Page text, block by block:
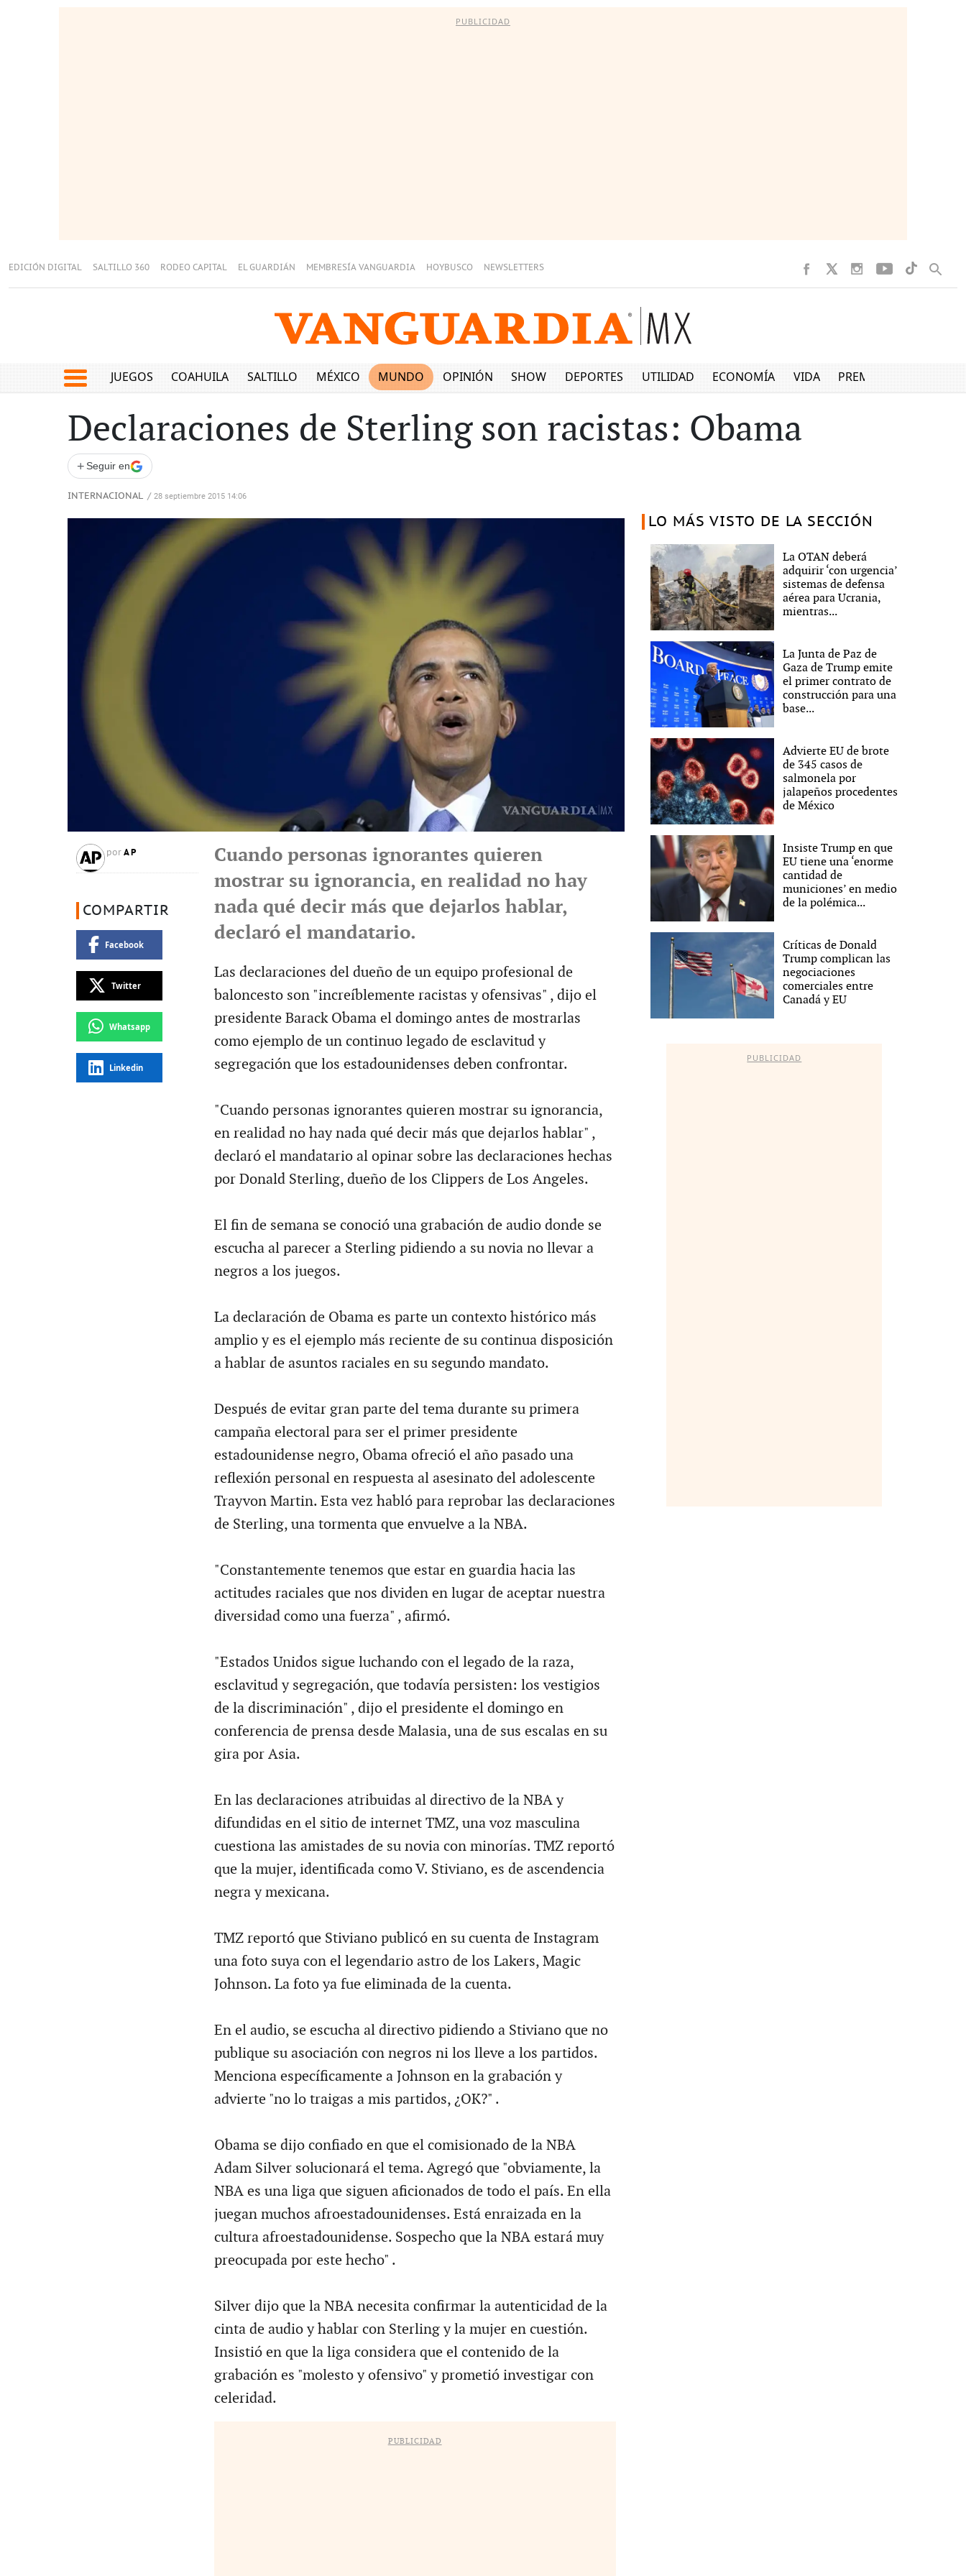
PUBLICIDAD
EDICIÓN DIGITAL SALTILLO 360 RODEO CAPITAL EL GUARDIÁN MEMBRESÍA VANGUARDIA HOYBUSCO NEWSLETTERS
JUEGOS COAHUILA SALTILLO MÉXICO MUNDO OPINIÓN SHOW DEPORTES UTILIDAD ECONOMÍA VIDA PREMIUM
Declaraciones de Sterling son racistas: Obama
+ Seguir en
INTERNACIONAL / 28 septiembre 2015 14:06
por AP
COMPARTIR
Facebook
Twitter
Whatsapp
Linkedin
Cuando personas ignorantes quieren
mostrar su ignorancia, en realidad no hay
nada qué decir más que dejarlos hablar,
declaró el mandatario.
Las declaraciones del dueño de un equipo profesional de
baloncesto son "increíblemente racistas y ofensivas" , dijo el
presidente Barack Obama el domingo antes de mostrarlas
como ejemplo de un continuo legado de esclavitud y
segregación que los estadounidenses deben confrontar.
"Cuando personas ignorantes quieren mostrar su ignorancia,
en realidad no hay nada qué decir más que dejarlos hablar" ,
declaró el mandatario al opinar sobre las declaraciones hechas
por Donald Sterling, dueño de los Clippers de Los Angeles.
El fin de semana se conoció una grabación de audio donde se
escucha al parecer a Sterling pidiendo a su novia no llevar a
negros a los juegos.
La declaración de Obama es parte un contexto histórico más
amplio y es el ejemplo más reciente de su continua disposición
a hablar de asuntos raciales en su segundo mandato.
Después de evitar gran parte del tema durante su primera
campaña electoral para ser el primer presidente
estadounidense negro, Obama ofreció el año pasado una
reflexión personal en respuesta al asesinato del adolescente
Trayvon Martin. Esta vez habló para reprobar las declaraciones
de Sterling, una tormenta que envuelve a la NBA.
"Constantemente tenemos que estar en guardia hacia las
actitudes raciales que nos dividen en lugar de aceptar nuestra
diversidad como una fuerza" , afirmó.
"Estados Unidos sigue luchando con el legado de la raza,
esclavitud y segregación, que todavía persisten: los vestigios
de la discriminación" , dijo el presidente el domingo en
conferencia de prensa desde Malasia, una de sus escalas en su
gira por Asia.
En las declaraciones atribuidas al directivo de la NBA y
difundidas en el sitio de internet TMZ, una voz masculina
cuestiona las amistades de su novia con minorías. TMZ reportó
que la mujer, identificada como V. Stiviano, es de ascendencia
negra y mexicana.
TMZ reportó que Stiviano publicó en su cuenta de Instagram
una foto suya con el legendario astro de los Lakers, Magic
Johnson. La foto ya fue eliminada de la cuenta.
En el audio, se escucha al directivo pidiendo a Stiviano que no
publique su asociación con negros ni los lleve a los partidos.
Menciona específicamente a Johnson en la grabación y
advierte "no lo traigas a mis partidos, ¿OK?" .
Obama se dijo confiado en que el comisionado de la NBA
Adam Silver solucionará el tema. Agregó que "obviamente, la
NBA es una liga que siguen aficionados de todo el país. En ella
juegan muchos afroestadounidenses. Está enraizada en la
cultura afroestadounidense. Sospecho que la NBA estará muy
preocupada por este hecho" .
Silver dijo que la NBA necesita confirmar la autenticidad de la
cinta de audio y hablar con Sterling y la mujer en cuestión.
Insistió en que la liga considera que el contenido de la
grabación es "molesto y ofensivo" y prometió investigar con
celeridad.
PUBLICIDAD
LO MÁS VISTO DE LA SECCIÓN
La OTAN deberá
adquirir ‘con urgencia’
sistemas de defensa
aérea para Ucrania,
mientras...
La Junta de Paz de
Gaza de Trump emite
el primer contrato de
construcción para una
base...
Advierte EU de brote
de 345 casos de
salmonela por
jalapeños procedentes
de México
Insiste Trump en que
EU tiene una ‘enorme
cantidad de
municiones’ en medio
de la polémica...
Críticas de Donald
Trump complican las
negociaciones
comerciales entre
Canadá y EU
PUBLICIDAD